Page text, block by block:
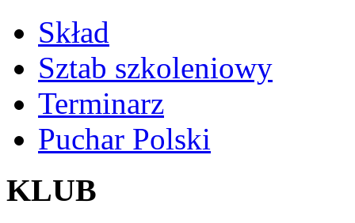
Skład
Sztab szkoleniowy
Terminarz
Puchar Polski
KLUB